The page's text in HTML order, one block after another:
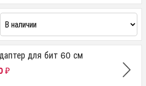
до
для бит 60 см
₽